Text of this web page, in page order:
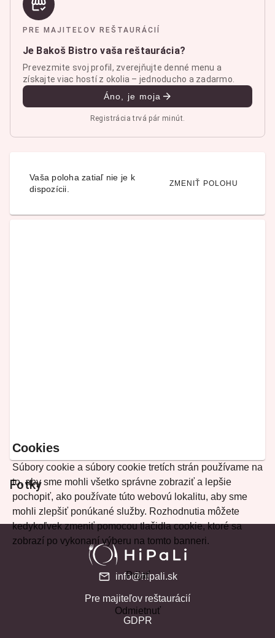
PRE MAJITEĽOV REŠTAURÁCIÍ
Je Bakoš Bistro vaša reštaurácia?
Prevezmite svoj profil, zverejňujte denné menu a
získajte viac hostí z okolia – jednoducho a zadarmo.
Áno, je moja
Registrácia trvá pár minút.
Vaša poloha zatiaľ nie je k
dispozícii.
ZMENIŤ POLOHU
Fotky
Cookies
Súbory cookie a súbory cookie tretích strán používame na
to, aby sme mohli všetko správne zobraziť a lepšie
pochopiť, ako používate túto webovú lokalitu, aby sme
mohli zlepšiť ponúkané služby. Rozhodnutia môžete
kedykoľvek zmeniť pomocou tlačidla cookie, ktoré sa
zobrazí po vykonaní výberu na tomto banneri.
Prijať
Odmietnuť
info@hipali.sk
Pre majiteľov reštaurácií
GDPR